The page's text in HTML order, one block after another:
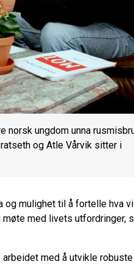
norsk ungdom unna
og Atle Vårvik sitter i
og mulighet til å fortelle hva vi
med livets utfordringer,
med å utvikle